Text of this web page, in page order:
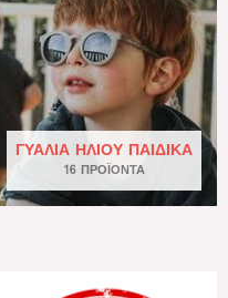
ΓΥΑΛΙΆ ΗΛΊΟΥ ΠΑΙΔΙΚΆ
16 ΠΡΟΪΌΝΤΑ